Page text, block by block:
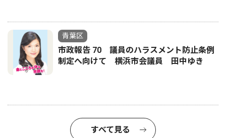
青葉区
市政報告 70 議員のハラスメント防止条例
制定へ向けて 横浜市会議員 田中ゆき
すべて見る